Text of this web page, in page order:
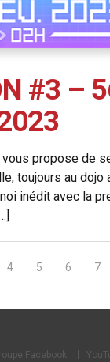
#3 –
vous propose de
toujours au
inédit avec la
4 5 6 7
Facebook